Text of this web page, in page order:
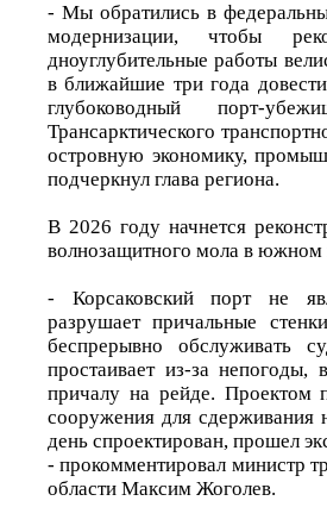
- Мы обратились в
модернизации, чтобы
дноуглубительные работы
в ближайшие три года
глубоководный порт-
Трансарктического
островную экономику,
подчеркнул глава региона.
В 2026 году начнется
волнозащитного мола в южном
- Корсаковский порт не
разрушает причальные
беспрерывно
простаивает из-за
причалу на рейде. Проектом
сооружения для сдерживания
день спроектирован, прошел
- прокомментировал министр
области Максим Жоголев.